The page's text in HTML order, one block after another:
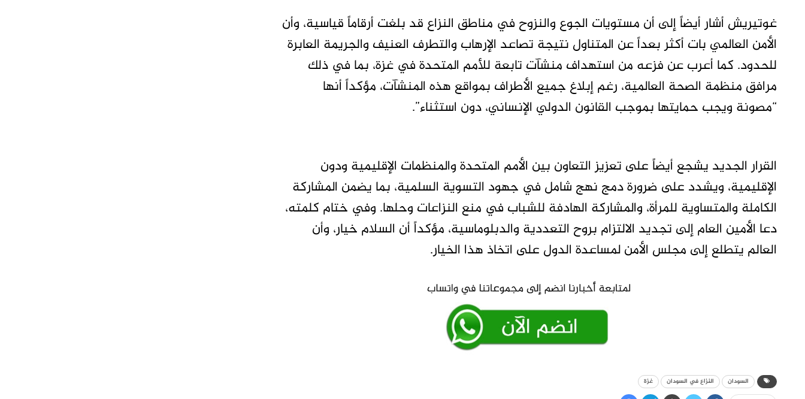
غوتيريش أشار أيضاً إلى أن مستويات الجوع والنزوح في مناطق النزاع قد بلغت أرقاماً قياسية، وأن
الأمن العالمي بات أكثر بعداً عن المتناول نتيجة تصاعد الإرهاب والتطرف العنيف والجريمة العابرة
للحدود. كما أعرب عن فزعه من استهداف منشآت تابعة للأمم المتحدة في غزة، بما في ذلك
مرافق منظمة الصحة العالمية، رغم إبلاغ جميع الأطراف بمواقع هذه المنشآت، مؤكداً أنها
“مصونة ويجب حمايتها بموجب القانون الدولي الإنساني، دون استثناء”.
القرار الجديد يشجع أيضاً على تعزيز التعاون بين الأمم المتحدة والمنظمات الإقليمية ودون
الإقليمية، ويشدد على ضرورة دمج نهج شامل في جهود التسوية السلمية، بما يضمن المشاركة
الكاملة والمتساوية للمرأة، والمشاركة الهادفة للشباب في منع النزاعات وحلها. وفي ختام كلمته،
دعا الأمين العام إلى تجديد الالتزام بروح التعددية والدبلوماسية، مؤكداً أن السلام خيار، وأن
العالم يتطلع إلى مجلس الأمن لمساعدة الدول على اتخاذ هذا الخيار.
السودان النزاع في السودان غزة